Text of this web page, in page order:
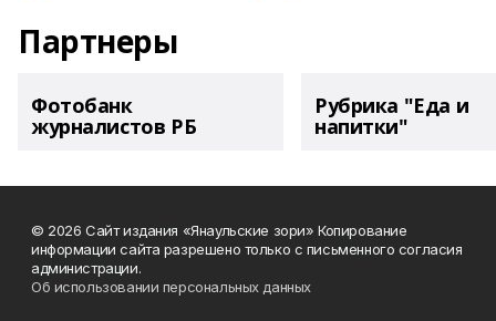
Партнеры
Фотобанк
журналистов РБ
Рубрика "Еда и
напитки"
© 2026 Сайт издания «Янаульские зори» Копирование
информации сайта разрешено только с письменного согласия
администрации.
Об использовании персональных данных